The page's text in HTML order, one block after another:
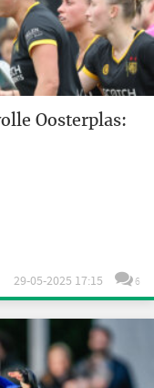
Oosterplas:
29-05-2025 17:15 6